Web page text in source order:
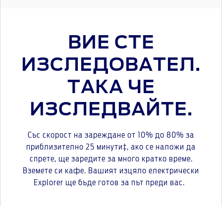
ВИЕ СТЕ
ИЗСЛЕДОВАТЕЛ.
ТАКА ЧЕ
ИЗСЛЕДВАЙТЕ.
Със скорост на зареждане от 10% до 80% за
приблизително 25 минути‡, ако се наложи да
спрете, ще заредите за много кратко време.
Вземете си кафе. Вашият изцяло електрически
Explorer ще бъде готов за път преди вас.